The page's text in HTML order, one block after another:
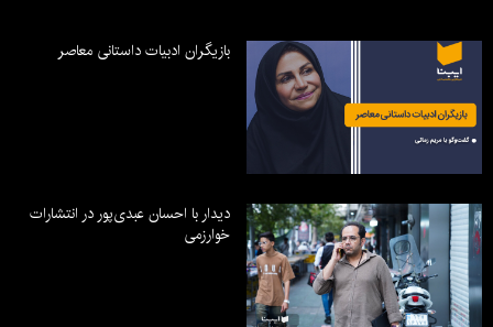
بازیگران ادبیات داستانی معاصر
دیدار با احسان عبدی‌پور در انتشارات
خوارزمی